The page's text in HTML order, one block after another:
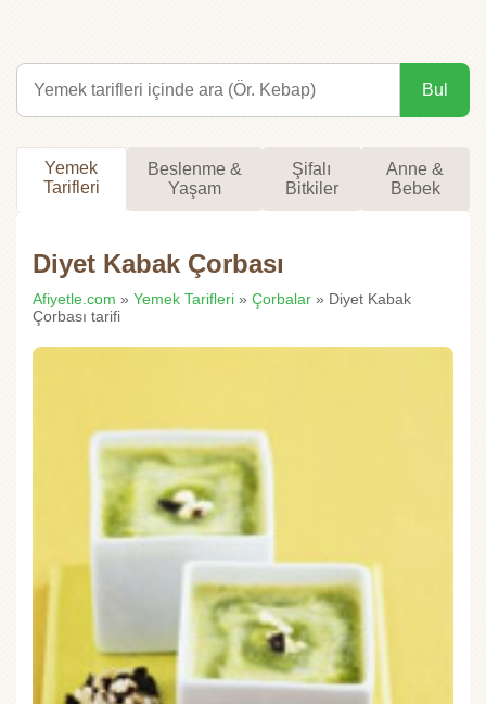
Bul
Yemek
Tarifleri
Beslenme &
Yaşam
Şifalı
Bitkiler
Anne &
Bebek
Diyet Kabak Çorbası
Afiyetle.com » Yemek Tarifleri » Çorbalar » Diyet Kabak
Çorbası tarifi